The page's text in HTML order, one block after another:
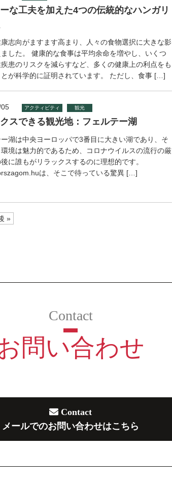
な工夫を加えた4つの伝統的なハンガリ
志向がますます高まり、人々の食物選択に大きな影
した。 健康的な食事は平均余命を増やし、いくつ
患のリスクを減らすなど、多くの健康上の利点をも
とが科学的に証明されています。 ただし、食事 […]
アクティビティ 観光
スできる観光地：フェルテー湖
湖は中央ヨーロッパで3番目に大きい湖であり、そ
境は魅力的であるため、コロナウイルスの流行の厳
に誰もがリラックスするのに理想的です。
は、そこで待っている驚異 […]
»
問い合わせ
Contact
メールでのお問い合わせはこちら